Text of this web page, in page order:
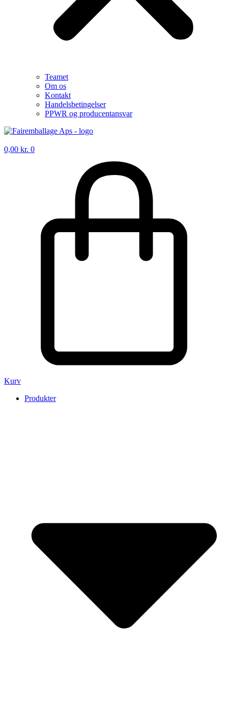
Teamet
Om os
Kontakt
Handelsbetingelser
PPWR og producentansvar
0,00 kr. 0
Kurv
Produkter